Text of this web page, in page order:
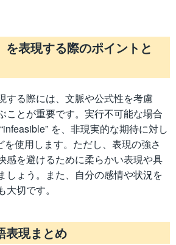
を表現する際のポイントと
する際には、文脈や公式性を考慮
ことが重要です。実行不可能な場合
を、非現実的な期待に対し
を使用します。ただし、表現の強さ
感を避けるために柔らかい表現や具
しょう。また、自分の感情や状況を
切です。
表現まとめ